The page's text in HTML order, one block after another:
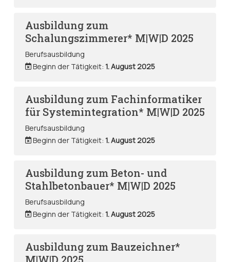
Ausbildung zum
Schalungszimmerer* M|W|D 2025
Berufsausbildung
Beginn der Tätigkeit: 1. August 2025
Ausbildung zum Fachinformatiker
für Systemintegration* M|W|D 2025
Berufsausbildung
Beginn der Tätigkeit: 1. August 2025
Ausbildung zum Beton- und
Stahlbetonbauer* M|W|D 2025
Berufsausbildung
Beginn der Tätigkeit: 1. August 2025
Ausbildung zum Bauzeichner*